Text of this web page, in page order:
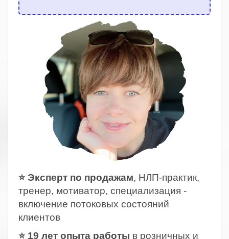
⭐ Эксперт по продажам, НЛП-практик,
тренер, мотиватор, специализация -
включение потоковых состояний
клиентов
⭐ 19 лет опыта работы в розничных и